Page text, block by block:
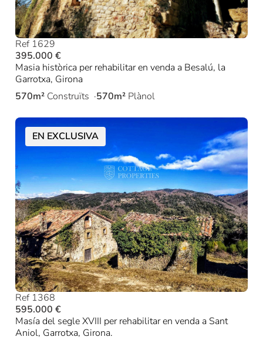
Ref 1629
395.000 €
Masia històrica per rehabilitar en venda a Besalú, la
Garrotxa, Girona
570m² Construïts 570m² Plànol
EN EXCLUSIVA
Ref 1368
595.000 €
Masía del segle XVIII per rehabilitar en venda a Sant
Aniol, Garrotxa, Girona.